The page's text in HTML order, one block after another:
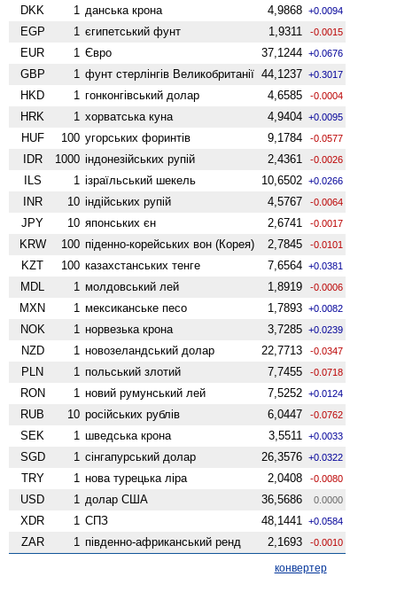
DKK 1 данська крона 4,9868 +0.0094
EGP 1 єгипетський фунт 1,9311 -0.0015
EUR 1 Євро 37,1244 +0.0676
GBP 1 фунт стерлінгів Велико­британії 44,1237 +0.3017
HKD 1 гонконгівський долар 4,6585 -0.0004
HRK 1 хорватська куна 4,9404 +0.0095
HUF 100 угорських форинтів 9,1784 -0.0577
IDR 1000 індонезійських рупій 2,4361 -0.0026
ILS 1 ізраїльський шекель 10,6502 +0.0266
INR 10 індійських рупій 4,5767 -0.0064
JPY 10 японських єн 2,6741 -0.0017
KRW 100 піденно-корейських вон (Корея) 2,7845 -0.0101
KZT 100 казахстанських тенге 7,6564 +0.0381
MDL 1 молдовський лей 1,8919 -0.0006
MXN 1 мексиканське песо 1,7893 +0.0082
NOK 1 норвезька крона 3,7285 +0.0239
NZD 1 ново­зеландський долар 22,7713 -0.0347
PLN 1 польський злотий 7,7455 -0.0718
RON 1 новий румунський лей 7,5252 +0.0124
RUB 10 російських рублів 6,0447 -0.0762
SEK 1 шведська крона 3,5511 +0.0033
SGD 1 сінгапурський долар 26,3576 +0.0322
TRY 1 нова турецька ліра 2,0408 -0.0080
USD 1 долар США 36,5686 0.0000
XDR 1 СПЗ 48,1441 +0.0584
ZAR 1 південно-африканський ренд 2,1693 -0.0010
конвертер